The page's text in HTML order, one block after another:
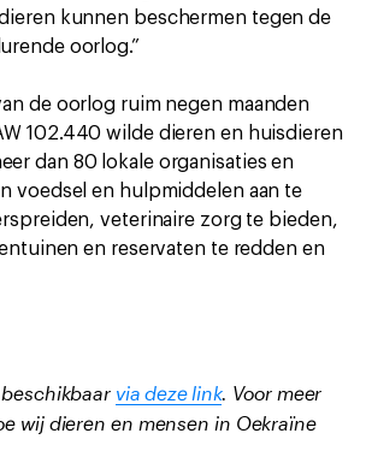
kunnen beschermen tegen de
oorlog.”
de oorlog ruim negen maanden
102.440 wilde dieren en huisdieren
dan 80 lokale organisaties en
voedsel en hulpmiddelen aan te
veterinaire zorg te bieden,
en reservaten te redden en
via deze link. Voor meer
wij dieren en mensen in Oekraïne